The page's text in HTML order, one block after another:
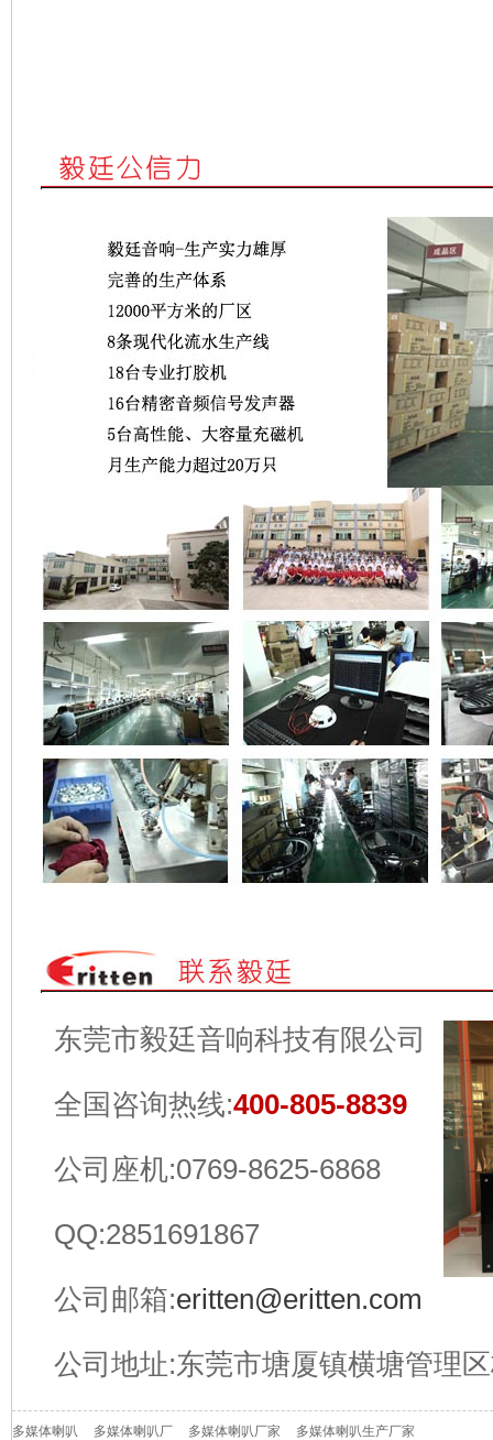
东莞市毅廷音响科技有限公司
全国咨询热线:400-805-8839
公司座机:0769-8625-6868
QQ:2851691867
公司邮箱:eritten@eritten.com
公司地址:东莞市塘厦镇横塘管理
多媒体喇叭 多媒体喇叭厂 多媒体喇叭厂家 多媒体喇叭生产厂家